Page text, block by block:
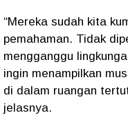
“Mereka sudah kita
pemahaman. Tidak
mengganggu
ingin menampilkan
di dalam ruangan
jelasnya.